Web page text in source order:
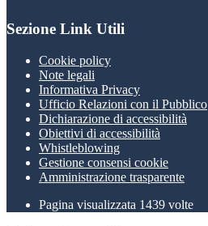
Sezione Link Utili
Cookie policy
Note legali
Informativa Privacy
Ufficio Relazioni con il Pubblico
Dichiarazione di accessibilità
Obiettivi di accessibilità
Whistleblowing
Gestione consensi cookie
Amministrazione trasparente
Pagina visualizzata 1439 volte